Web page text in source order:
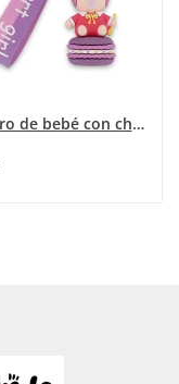
Llavero de bebé con chicle en su macaron